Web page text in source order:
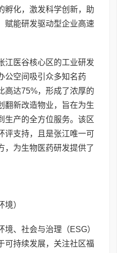
孵化，激发科学创新，助
赋能研发驱动型企业高速
江医谷核心区的工业研发
公空间吸引众多知名药
高达75%，形成了浓厚的
翻新改造物业，旨在为生
生产的全方位服务。该区
评支持，且是张江唯一可
，为生物医药研发提供了
境）
、社会与治理（ESG）
可持续发展，关注社区福